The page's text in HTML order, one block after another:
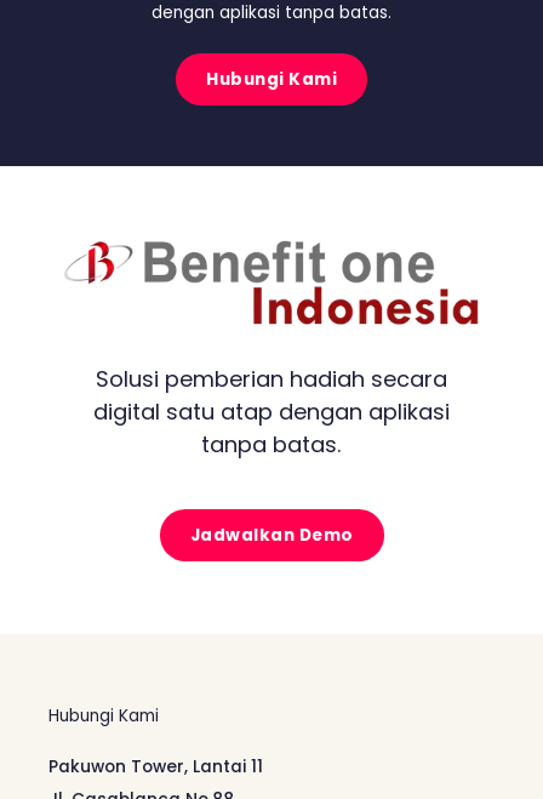
dengan aplikasi tanpa batas.
Hubungi Kami
Solusi pemberian hadiah secara
digital satu atap dengan aplikasi
tanpa batas.
Jadwalkan Demo
Hubungi Kami
Pakuwon Tower, Lantai 11